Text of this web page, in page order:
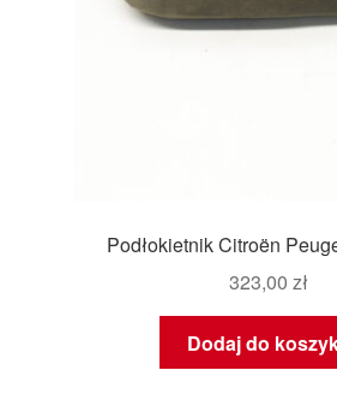
Podłokietnik Citroën
323,00 zł
Dodaj do